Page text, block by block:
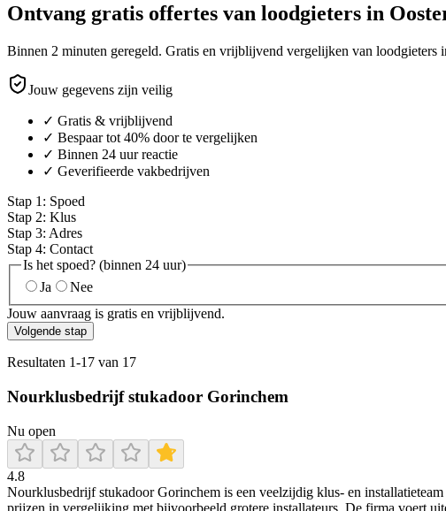
Ontvang gratis offertes van loodgieters in
Binnen 2 minuten geregeld. Gratis en vrijblijvend vergelijken van loodgieters
Jouw gegevens zijn veilig
✓ Gratis & vrijblijvend
✓ Bespaar tot 40% door te vergelijken
✓ Binnen 24 uur reactie
✓ Geverifieerde vakbedrijven
Stap 1 : Spoed
Stap 2: Klus
Stap 3: Adres
Stap 4: Contact
Is het spoed? (binnen 24 uur)
Ja
Nee
Jouw aanvraag is gratis en vrijblijvend.
Volgende stap
Resultaten 1-17 van 17
Nourklusbedrijf stukadoor Gorinchem
Nu open
4.8
Nourklusbedrijf stukadoor Gorinchem is een veelzijdig klus- en
prijzen in vergelijking met bijvoorbeeld grotere installateurs. De firma voert